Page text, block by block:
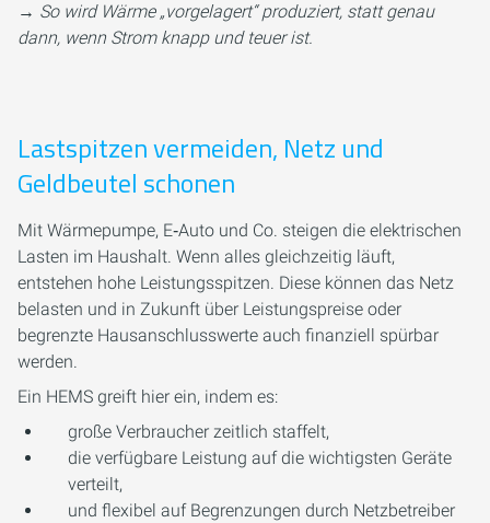
→ So wird Wärme „vorgelagert“ produziert, statt genau
dann, wenn Strom knapp und teuer ist.
Lastspitzen vermeiden, Netz und
Geldbeutel schonen
Mit Wärmepumpe, E‑Auto und Co. steigen die elektrischen
Lasten im Haushalt. Wenn alles gleichzeitig läuft,
entstehen hohe Leistungsspitzen. Diese können das Netz
belasten und in Zukunft über Leistungspreise oder
begrenzte Hausanschlusswerte auch finanziell spürbar
werden.
Ein HEMS greift hier ein, indem es:
große Verbraucher zeitlich staffelt,
die verfügbare Leistung auf die wichtigsten Geräte
verteilt,
und flexibel auf Begrenzungen durch Netzbetreiber